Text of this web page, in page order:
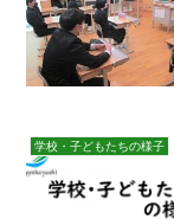
学校・子どもたちの様子